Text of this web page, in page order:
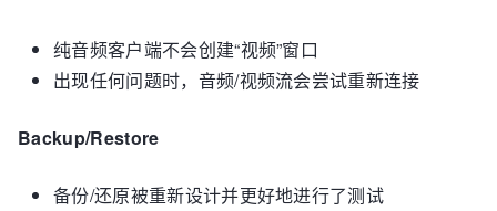
纯音频客户端不会创建“视频”窗口
出现任何问题时，音频/视频流会尝试重新连接
Backup/Restore
备份/还原被重新设计并更好地进行了测试